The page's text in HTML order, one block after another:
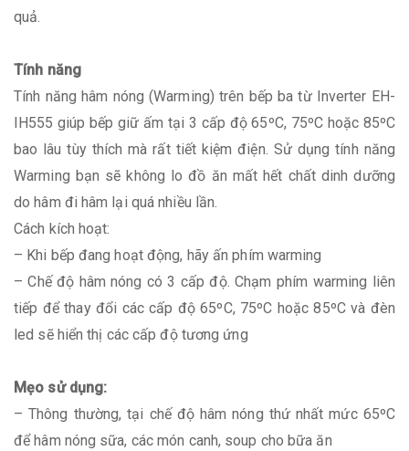
quả.
Tính năng
Tính năng hâm nóng (Warming) trên bếp ba từ Inverter EH-
IH555 giúp bếp giữ ấm tại 3 cấp độ 65ºC, 75ºC hoặc 85ºC
bao lâu tùy thích mà rất tiết kiệm điện. Sử dụng tính năng
Warming bạn sẽ không lo đồ ăn mất hết chất dinh dưỡng
do hâm đi hâm lại quá nhiều lần.
Cách kích hoạt:
– Khi bếp đang hoạt động, hãy ấn phím warming
– Chế độ hâm nóng có 3 cấp độ. Chạm phím warming liên
tiếp để thay đổi các cấp độ 65ºC, 75ºC hoặc 85ºC và đèn
led sẽ hiển thị các cấp độ tương ứng
Mẹo sử dụng:
– Thông thường, tại chế độ hâm nóng thứ nhất mức 65ºC
để hâm nóng sữa, các món canh, soup cho bữa ăn